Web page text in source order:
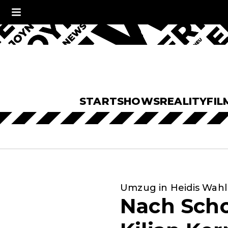
STARTSHOWSREALITY
Umzug in Heidis
Nach